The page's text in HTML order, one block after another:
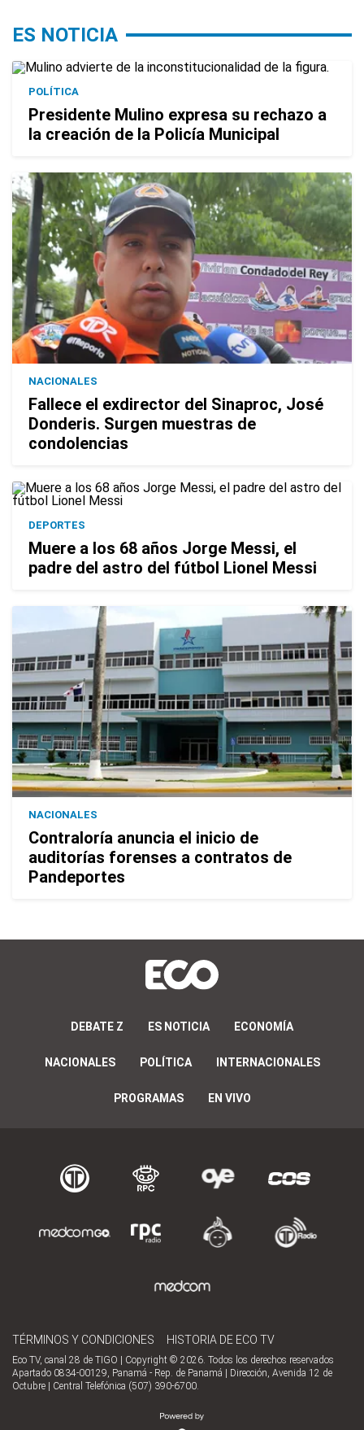
ES NOTICIA
POLÍTICA
Presidente Mulino expresa su rechazo a
la creación de la Policía Municipal
NACIONALES
Fallece el exdirector del Sinaproc, José
Donderis. Surgen muestras de
condolencias
DEPORTES
Muere a los 68 años Jorge Messi, el
padre del astro del fútbol Lionel Messi
NACIONALES
Contraloría anuncia el inicio de
auditorías forenses a contratos de
Pandeportes
DEBATE Z ES NOTICIA ECONOMÍA
NACIONALES POLÍTICA INTERNACIONALES
PROGRAMAS EN VIVO
TÉRMINOS Y CONDICIONES HISTORIA DE ECO TV
Eco TV, canal 28 de TIGO | Copyright © 2026. Todos los derechos reservados
Apartado 0834-00129, Panamá - Rep. de Panamá | Dirección, Avenida 12 de
Octubre | Central Telefónica (507) 390-6700.